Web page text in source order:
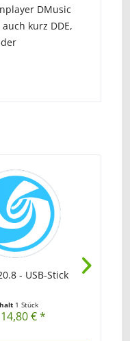
DMusic
kurz DDE,
- USB-Stick
1 Stück
€ *